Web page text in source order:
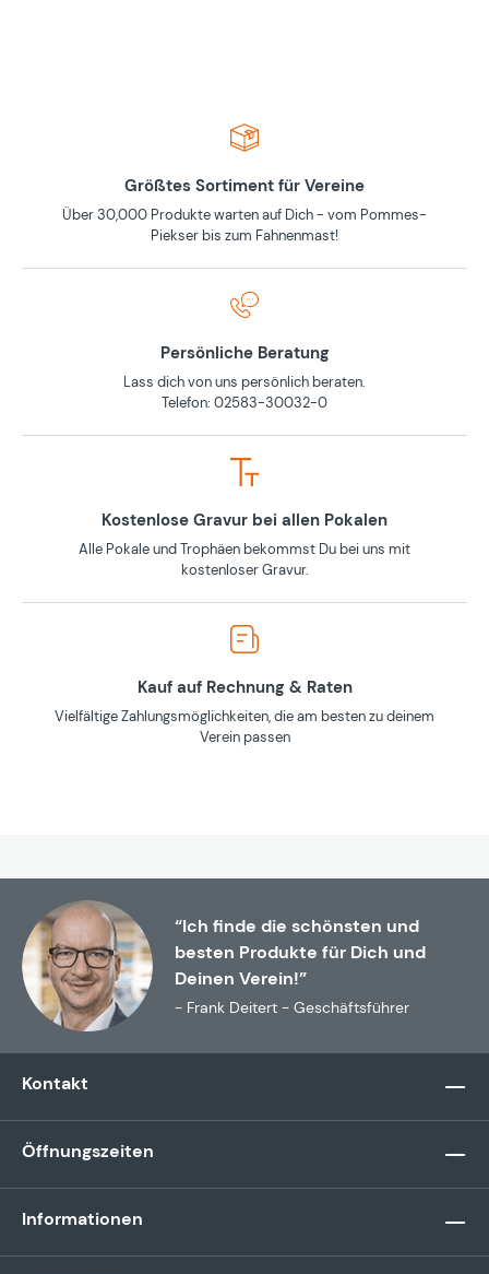
Größtes Sortiment für Vereine
Über 30,000 Produkte warten auf Dich - vom Pommes-
Piekser bis zum Fahnenmast!
Persönliche Beratung
Lass dich von uns persönlich beraten.
Telefon: 02583-30032-0
Kostenlose Gravur bei allen Pokalen
Alle Pokale und Trophäen bekommst Du bei uns mit
kostenloser Gravur.
Kauf auf Rechnung & Raten
Vielfältige Zahlungsmöglichkeiten, die am besten zu deinem
Verein passen
“Ich finde die schönsten und
besten Produkte für Dich und
Deinen Verein!”
- Frank Deitert - Geschäftsführer
Kontakt
Öffnungszeiten
Informationen